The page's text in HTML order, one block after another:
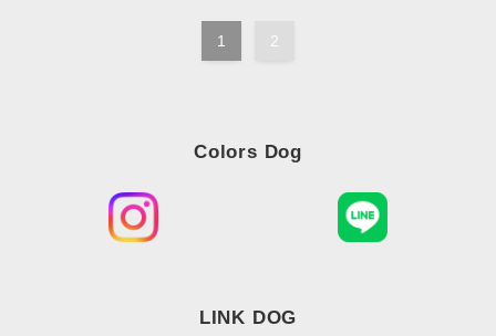
1 2
Colors Dog
LINK DOG